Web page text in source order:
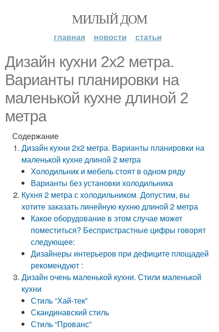
МИЛЫЙ ДОМ
главная новости статьи
Дизайн кухни 2х2 метра.
Варианты планировки на
маленькой кухне длиной 2
метра
Содержание
Дизайн кухни 2х2 метра. Варианты планировки на
маленькой кухне длиной 2 метра
Холодильник и мебель стоят в одном ряду
Варианты без установки холодильника
Кухня 2 метра с холодильником. Допустим, вы
хотите заказать линейную кухню длиной 2 метра
Какое оборудование в этом случае может
поместиться? Беспристрастные цифры говорят
следующее:
Дизайнеры интерьеров при дефиците площадей
рекомендуют :
Дизайн очень маленькой кухни. Стили маленькой
кухни
Стиль “Хай-тек”
Скандинавский стиль
Стиль “Прованс”